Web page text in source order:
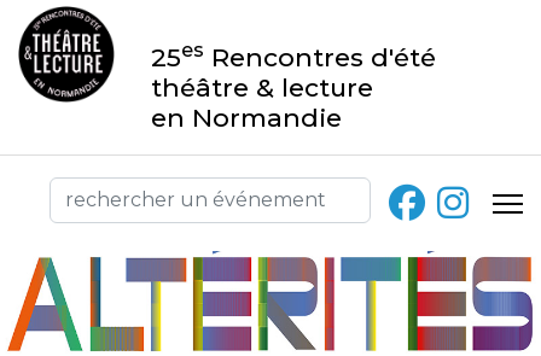
25es Rencontres d'été
théâtre & lecture
en Normandie